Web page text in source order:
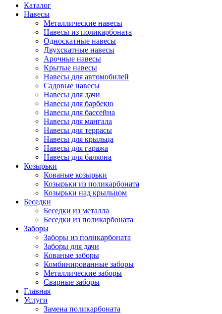
Каталог
Навесы
Металлические навесы
Навесы из поликарбоната
Односкатные навесы
Двухскатные навесы
Арочные навесы
Крытые навесы
Навесы для автомобилей
Садовые навесы
Навесы для дачи
Навесы для барбекю
Навесы для бассейна
Навесы для мангала
Навесы для террасы
Навесы для крыльца
Навесы для гаража
Навесы для балкона
Козырьки
Кованые козырьки
Козырьки из поликарбоната
Козырьки над крыльцом
Беседки
Беседки из металла
Беседки из поликарбоната
Заборы
Заборы из поликарбоната
Заборы для дачи
Кованые заборы
Комбинированные заборы
Металлические заборы
Сварные заборы
Главная
Услуги
Замена поликарбоната